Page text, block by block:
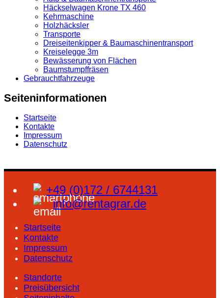
Häckselwagen Krone TX 460
Kehrmaschine
Holzhäcksler
Transporte
Dreiseitenkipper & Baumaschinentransport
Kreiselegge 3m
Bewässerung von Flächen
Baumstumpffräsen
Gebrauchtfahrzeuge
Seiteninformationen
Startseite
Kontakte
Impressum
Datenschutz
+49 (0)172 / 6744131
info@rentagrar.de
Startseite
Kontakte
Impressum
Datenschutz
Standorte
Preisübersicht